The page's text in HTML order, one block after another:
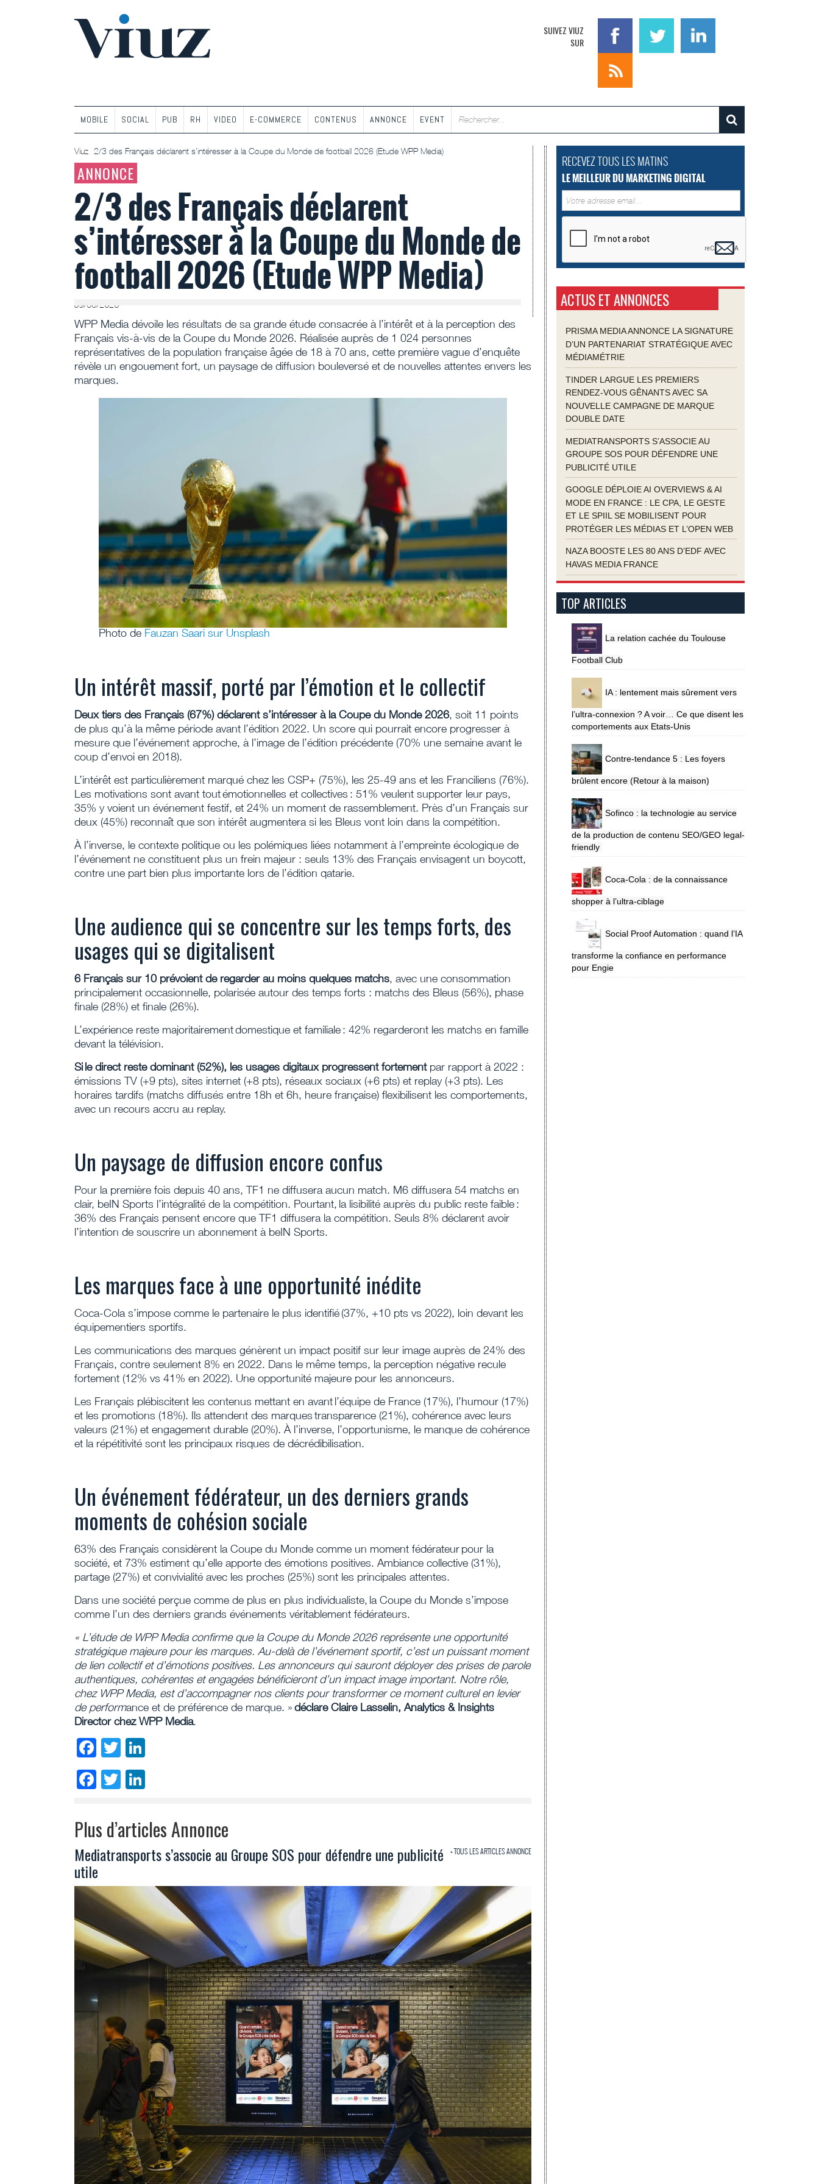
SUIVEZ VIUZ
SUR
MOBILE SOCIAL PUB RH VIDEO E-COMMERCE CONTENUS ANNONCE EVENT
Viuz 2/3 des Français déclarent s’intéresser à la Coupe du Monde de football 2026 (Etude WPP Media)
ANNONCE
2/3 des Français déclarent
s’intéresser à la Coupe du Monde de
football 2026 (Etude WPP Media)
09/06/2026
WPP Media dévoile les résultats de sa grande étude consacrée à l’intérêt et à la perception des
Français vis-à-vis de la Coupe du Monde 2026. Réalisée auprès de 1 024 personnes
représentatives de la population française âgée de 18 à 70 ans, cette première vague d’enquête
révèle un engouement fort, un paysage de diffusion bouleversé et de nouvelles attentes envers les
marques.
Photo de Fauzan Saari sur Unsplash
Un intérêt massif, porté par l’émotion et le collectif
Deux tiers des Français (67%) déclarent s’intéresser à la Coupe du Monde 2026, soit 11 points
de plus qu’à la même période avant l’édition 2022. Un score qui pourrait encore progresser à
mesure que l’événement approche, à l’image de l’édition précédente (70% une semaine avant le
coup d’envoi en 2018).
L’intérêt est particulièrement marqué chez les CSP+ (75%), les 25-49 ans et les Franciliens (76%).
Les motivations sont avant tout émotionnelles et collectives : 51% veulent supporter leur pays,
35% y voient un événement festif, et 24% un moment de rassemblement. Près d’un Français sur
deux (45%) reconnaît que son intérêt augmentera si les Bleus vont loin dans la compétition.
À l’inverse, le contexte politique ou les polémiques liées notamment à l’empreinte écologique de
l’événement ne constituent plus un frein majeur : seuls 13% des Français envisagent un boycott,
contre une part bien plus importante lors de l’édition qatarie.
Une audience qui se concentre sur les temps forts, des
usages qui se digitalisent
6 Français sur 10 prévoient de regarder au moins quelques matchs, avec une consommation
principalement occasionnelle, polarisée autour des temps forts : matchs des Bleus (56%), phase
finale (28%) et finale (26%).
L’expérience reste majoritairement domestique et familiale : 42% regarderont les matchs en famille
devant la télévision.
Si le direct reste dominant (52%), les usages digitaux progressent fortementpar rapport à 2022 :
émissions TV (+9 pts), sites internet (+8 pts), réseaux sociaux (+6 pts) et replay (+3 pts). Les
horaires tardifs (matchs diffusés entre 18h et 6h, heure française) flexibilisent les comportements,
avec un recours accru au replay.
Un paysage de diffusion encore confus
Pour la première fois depuis 40 ans, TF1 ne diffusera aucun match. M6 diffusera 54 matchs en
clair, beIN Sports l’intégralité de la compétition. Pourtant, la lisibilité auprès du public reste faible :
36% des Français pensent encore que TF1 diffusera la compétition. Seuls 8% déclarent avoir
l’intention de souscrire un abonnement à beIN Sports.
Les marques face à une opportunité inédite
Coca-Cola s’impose comme le partenaire le plus identifié (37%, +10 pts vs 2022), loin devant les
équipementiers sportifs.
Les communications des marques génèrent un impact positif sur leur image auprès de 24% des
Français, contre seulement 8% en 2022. Dans le même temps, la perception négative recule
fortement (12% vs 41% en 2022). Une opportunité majeure pour les annonceurs.
Les Français plébiscitent les contenus mettant en avant l’équipe de France (17%), l’humour (17%)
et les promotions (18%). Ils attendent des marques transparence (21%), cohérence avec leurs
valeurs (21%) et engagement durable (20%). À l’inverse, l’opportunisme, le manque de cohérence
et la répétitivité sont les principaux risques de décrédibilisation.
Un événement fédérateur, un des derniers grands
moments de cohésion sociale
63% des Français considèrent la Coupe du Monde comme un moment fédérateur pour la
société, et 73% estiment qu’elle apporte des émotions positives. Ambiance collective (31%),
partage (27%) et convivialité avec les proches (25%) sont les principales attentes.
Dans une société perçue comme de plus en plus individualiste, la Coupe du Monde s’impose
comme l’un des derniers grands événements véritablement fédérateurs.
« L’étude de WPP Media confirme que la Coupe du Monde 2026 représente une opportunité
stratégique majeure pour les marques. Au-delà de l’événement sportif, c’est un puissant moment
de lien collectif et d’émotions positives. Les annonceurs qui sauront déployer des prises de parole
authentiques, cohérentes et engagées bénéficieront d’un impact image important. Notre rôle,
chez WPP Media, est d’accompagner nos clients pour transformer ce moment culturel en levier
de performance et de préférence de marque. »déclare Claire Lasselin, Analytics & Insights
Director chez WPP Media.
Facebook
Twitter
Facebook
Twitter
Plus d’articles Annonce
+ TOUS LES ARTICLES ANNONCE
Mediatransports s’associe au Groupe SOS pour défendre une publicité
utile
RECEVEZ TOUS LES MATINS
LE MEILLEUR DU MARKETING DIGITAL
ACTUS ET ANNONCES
PRISMA MEDIA ANNONCE LA SIGNATURE
D’UN PARTENARIAT STRATÉGIQUE AVEC
MÉDIAMÉTRIE
TINDER LARGUE LES PREMIERS
RENDEZ-VOUS GÊNANTS AVEC SA
NOUVELLE CAMPAGNE DE MARQUE
DOUBLE DATE
MEDIATRANSPORTS S’ASSOCIE AU
GROUPE SOS POUR DÉFENDRE UNE
PUBLICITÉ UTILE
GOOGLE DÉPLOIE AI OVERVIEWS & AI
MODE EN FRANCE : LE CPA, LE GESTE
ET LE SPIIL SE MOBILISENT POUR
PROTÉGER LES MÉDIAS ET L’OPEN WEB
NAZA BOOSTE LES 80 ANS D’EDF AVEC
HAVAS MEDIA FRANCE
TOP ARTICLES
La relation cachée du Toulouse
Football Club
IA : lentement mais sûrement vers
l’ultra-connexion ? A voir… Ce que disent les
comportements aux Etats-Unis
Contre-tendance 5 : Les foyers
brûlent encore (Retour à la maison)
Sofinco : la technologie au service
de la production de contenu SEO/GEO legal-
friendly
Coca-Cola : de la connaissance
shopper à l’ultra-ciblage
Social Proof Automation : quand l’IA
transforme la confiance en performance
pour Engie